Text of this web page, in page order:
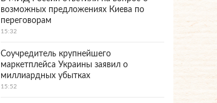
возможных предложениях Киева по
переговорам
15:32
Соучредитель крупнейшего
маркетплейса Украины заявил о
миллиардных убытках
15:52